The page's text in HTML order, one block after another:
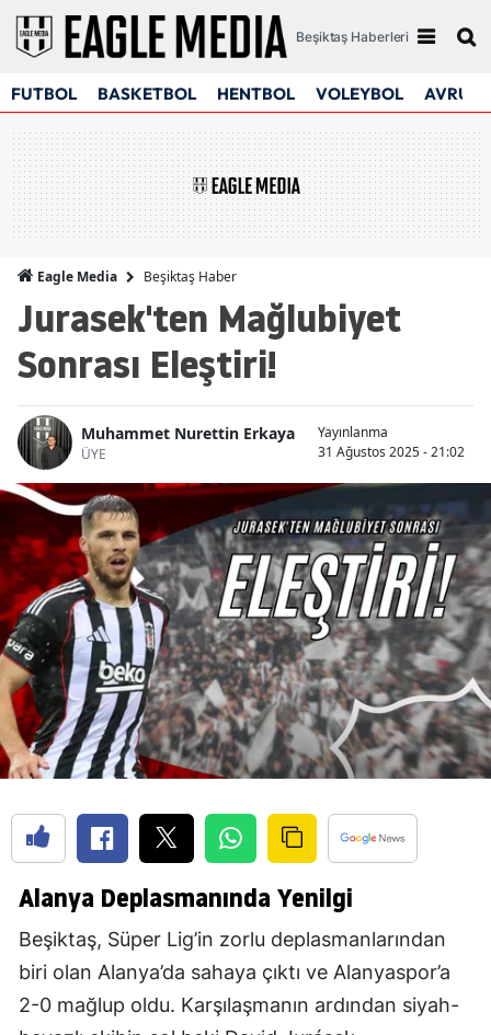
Beşiktaş Haberleri
FUTBOL BASKETBOL HENTBOL VOLEYBOL
Eagle Media Beşiktaş Haber
Jurasek'ten Mağlubiyet
Sonrası Eleştiri!
Muhammet Nurettin Erkaya
ÜYE
Yayınlanma
31 Ağustos 2025 - 21:02
Alanya Deplasmanında Yenilgi
Beşiktaş, Süper Lig’in zorlu deplasmanlarından
biri olan Alanya’da sahaya çıktı ve Alanyaspor’a
2-0 mağlup oldu. Karşılaşmanın ardından siyah-